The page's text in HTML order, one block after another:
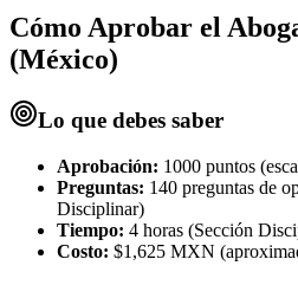
Cómo Aprobar el
(México)
Lo que debes saber
Aprobación: 1000 puntos
Preguntas: 140 preguntas de
Disciplinar)
Tiempo: 4 horas (Sección
Costo: $1,625 MXN